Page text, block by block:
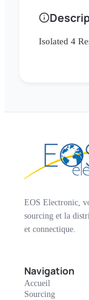
Isolated 4
EOS Electronic,
sourcing et la
et connectique.
Navigation
Accueil
Sourcing